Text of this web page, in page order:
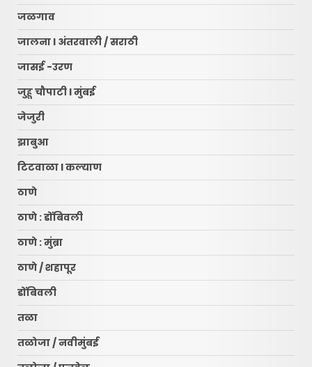
जळगाव
जालना l अंतरवाली / सराठी
जासई -उरण
जुहू चौपाटी l मुंबई
जेजुरी
झाबुआ
टिटवाळा l कल्याण
ठाणे
ठाणे : डोंबिवली
ठाणे : मुंब्रा
ठाणे / शहापूर
डोंबिवली
तळा
तळोजा / नवीमुंबई